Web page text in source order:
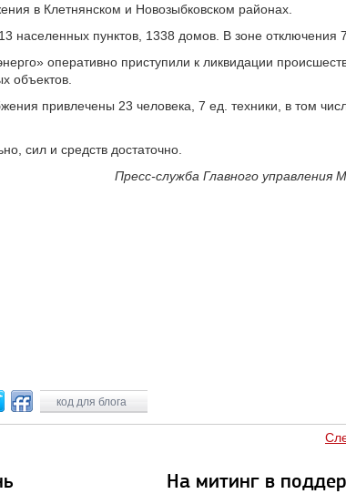
в Клетнянском и Новозыбковском районах.
населенных пунктов, 1338 домов. В зоне отключения
оперативно приступили к ликвидации
объектов.
привлечены 23 человека, 7 ед. техники, в том
сил и средств достаточно.
Пресс-служба Главного управления
код для блога
На митинг в